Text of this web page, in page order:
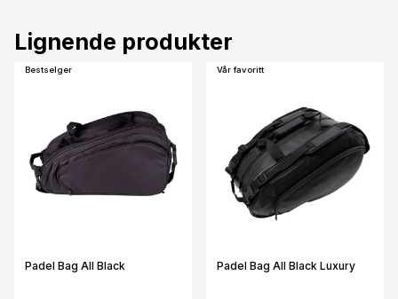
Lignende produkter
Bestselger
Padel Bag All Black
Vår favoritt
Padel Bag All Black Luxury